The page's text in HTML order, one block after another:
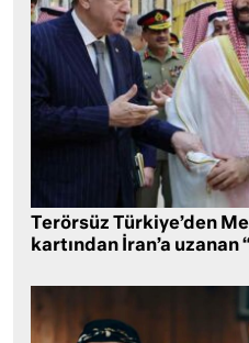
Terörsüz Türkiye’den
kartından İran’a uzanan